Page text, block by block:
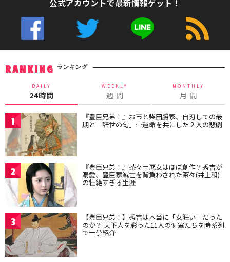
公式アカウントで最新情報ゲット！
RANKING ランキング
DAILY
24時間
WEEKLY
週 間
MONTHLY
月 間
1 『豊臣兄弟！』お市と柴田勝家、自刃しての最
期と「辞世の句」…運命を共にした２人の悲劇
2 『豊臣兄弟！』茶々＝悪女はほぼ創作？秀吉が
溺愛、豊臣家滅亡を背負わされた茶々(井上和)
の壮絶すぎる生涯
3 【豊臣兄弟！】秀吉は本当に「女狂い」だった
のか？ 天下人を彩った11人の側室たちを時系列
で一挙紹介